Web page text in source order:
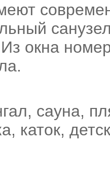
окна
сауна,
каток,